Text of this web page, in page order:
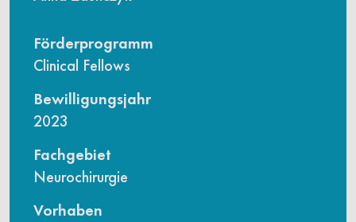
Förderprogramm
Clinical Fellows
Bewilligungsjahr
2023
Fachgebiet
Neurochirurgie
Vorhaben